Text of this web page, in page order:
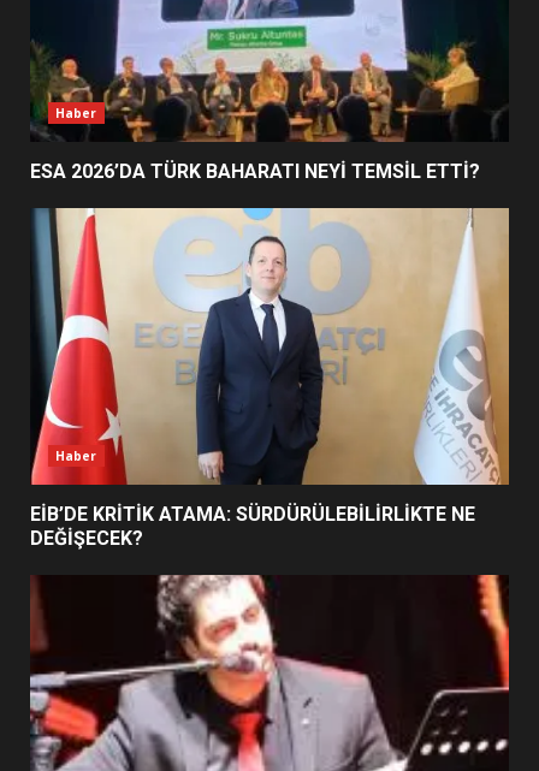
4
EDREMİT’İN GURURU TÜRKİYE
FİNALİNDE NE BAŞARDI?
5
UZATILDI: NE DEĞİŞTİ?
6
BURHANİYE SATRANÇ
TURNUVASI KAYITLARI NEYİ
DEĞİŞTİRİYOR?
BURHANİYE BELEDİYESPOR’DA
YENİ YÖNETİM NASIL
Haber
ESA 2026’DA TÜRK BAHARATI NEYİ TEMSİL ETTİ?
Haber
EİB’DE KRİTİK ATAMA: SÜRDÜRÜLEBİLİRLİKTE NE
DEĞİŞECEK?